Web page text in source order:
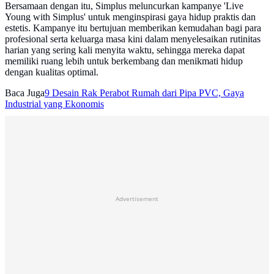
Bersamaan dengan itu, Simplus meluncurkan kampanye 'Live
Young with Simplus' untuk menginspirasi gaya hidup praktis dan
estetis. Kampanye itu bertujuan memberikan kemudahan bagi para
profesional serta keluarga masa kini dalam menyelesaikan rutinitas
harian yang sering kali menyita waktu, sehingga mereka dapat
memiliki ruang lebih untuk berkembang dan menikmati hidup
dengan kualitas optimal.
Baca Juga9 Desain Rak Perabot Rumah dari Pipa PVC, Gaya
Industrial yang Ekonomis
Advertisement